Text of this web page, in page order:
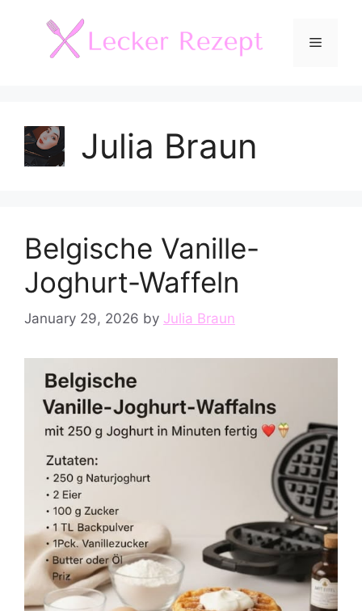
Menu
Julia Braun
Belgische Vanille-
Joghurt-Waffeln
January 29, 2026 by Julia Braun